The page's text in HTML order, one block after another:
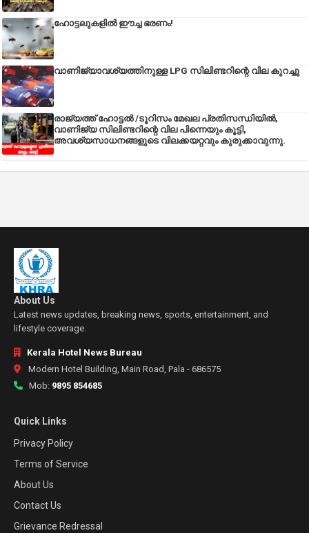
ഹോട്ടലുകളിൽ ഈച്ച ഭരണം!
വാണിജ്യാവശ്യത്തിനുള്ള LPG സിലിണ്ടറിന്റെ വില കുറച്ചു
രാജ്യത്ത് ഹോട്ടൽ /ടൂറിസം മേഖല പ്രതിസന്ധിയിൽ,
വാണിജ്യ സിലിണ്ടറിന്റെ വില പിന്നെയും കൂട്ടി,
അവശ്യസാധനങ്ങളുടെ വിലക്കയറ്റവും കുരുക്കാവുന്നു.
About Us
Latest news updates, breaking news, sports, entertainment, and
lifestyle coverage.
Kerala Hotel News Bureau
Modern Hotel Building, Main Road, Pala - 686575
Mob: 9895 854685
Quick Links
Privacy Policy
Terms of Service
About Us
Contact Us
Grievance Redressal